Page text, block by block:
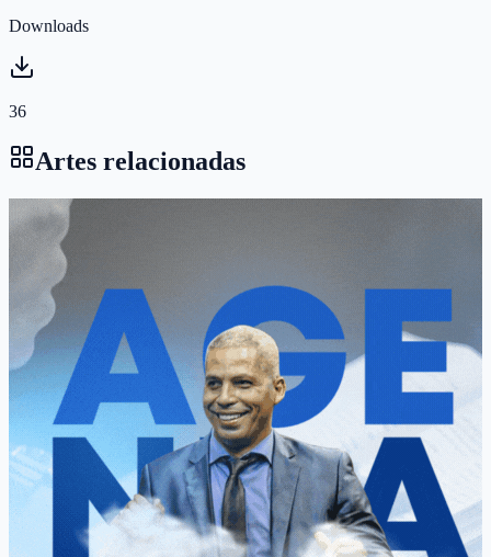
Downloads
36
Artes relacionadas